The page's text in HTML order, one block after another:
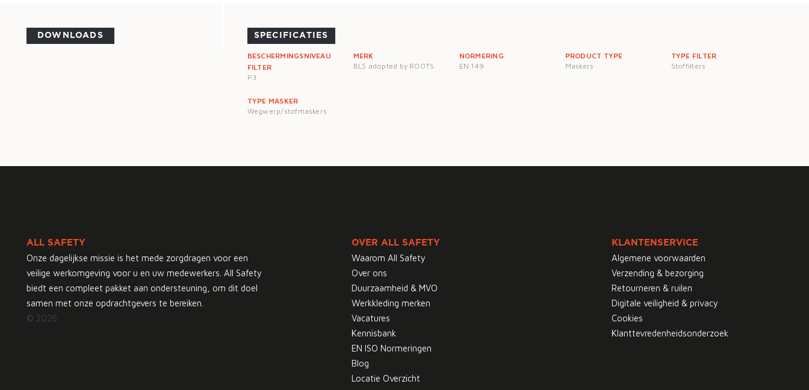
DOWNLOADS SPECIFICATIES
BESCHERMINGSNIVEAU
FILTER
P3
MERK
BLS adopted by ROOTS
NORMERING
EN 149
PRODUCT TYPE
Maskers
TYPE FILTER
Stoffilters
TYPE MASKER
Wegwerp/stofmaskers
ALL SAFETY
Onze dagelijkse missie is het mede zorgdragen voor een
veilige werkomgeving voor u en uw medewerkers. All Safety
biedt een compleet pakket aan ondersteuning, om dit doel
samen met onze opdrachtgevers te bereiken.
© 2026
OVER ALL SAFETY
Waarom All Safety
Over ons
Duurzaamheid & MVO
Werkkleding merken
Vacatures
Kennisbank
EN ISO Normeringen
Blog
Locatie Overzicht
KLANTENSERVICE
Algemene voorwaarden
Verzending & bezorging
Retourneren & ruilen
Digitale veiligheid & privacy
Cookies
Klanttevredenheidsonderzoek